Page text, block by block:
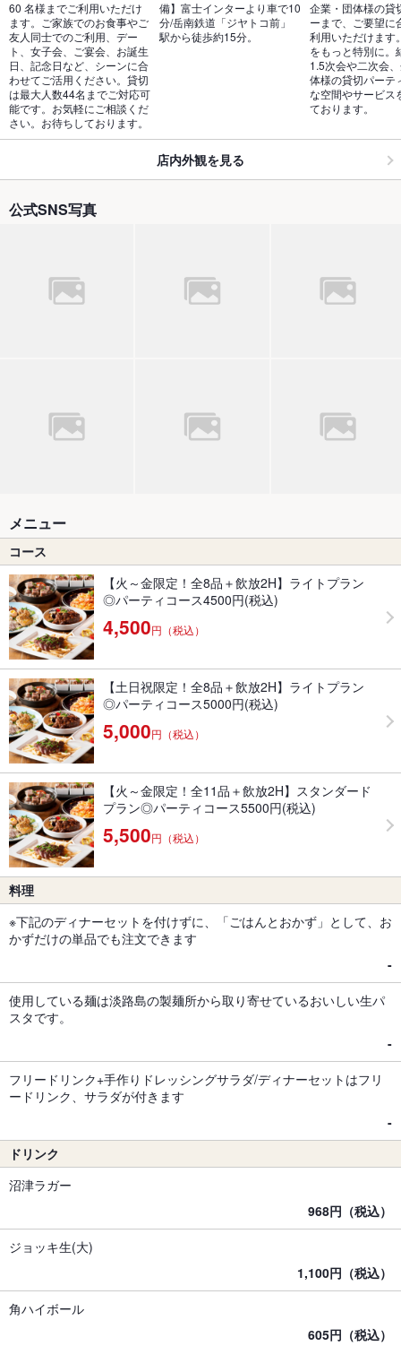
60 名様までご利用いただけ
ます。ご家族でのお食事やご
友人同士でのご利用、デー
ト、女子会、ご宴会、お誕生
日、記念日など、シーンに合
わせてご活用ください。貸切
は最大人数44名までご対応可
能です。お気軽にご相談くだ
さい。お待ちしております。
備】富士インターより車で10
分/岳南鉄道「ジヤトコ前」
駅から徒歩約15分。
企業・団体様の貸
ーまで、ご要望に
利用いただけます
をもっと特別に。
1.5次会や二次会
体様の貸切パーテ
な空間やサービス
ております。
店内外観を見る
公式SNS写真
メニュー
コース
【火～金限定！全8品＋飲放2H】ライトプラン
◎パーティコース4500円(税込)
4,500円（税込）
【土日祝限定！全8品＋飲放2H】ライトプラン
◎パーティコース5000円(税込)
5,000円（税込）
【火～金限定！全11品＋飲放2H】スタンダード
プラン◎パーティコース5500円(税込)
5,500円（税込）
料理
※下記のディナーセットを付けずに、「ごはんとおかず」として、お
かずだけの単品でも注文できます
-
使用している麺は淡路島の製麺所から取り寄せているおいしい生パ
スタです。
-
フリードリンク+手作りドレッシングサラダ/ディナーセットはフリ
ードリンク、サラダが付きます
-
ドリンク
沼津ラガー
968円（税込）
ジョッキ生(大)
1,100円（税込）
角ハイボール
605円（税込）